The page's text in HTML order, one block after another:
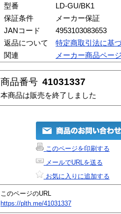
型番
LD-GU/BK1
保証条件
メーカー保証
JANコード
4953103083653
返品について
特定商取引法に基
関連
メーカー商品ペー
商品番号 41031337
本商品は販売を終了しました
このページを印刷する
メールでURLを送る
お気に入りに追加する
このページのURL
https://plth.me/41031337